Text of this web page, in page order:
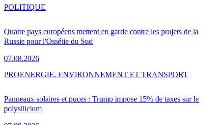
Quatre pays européens mettent en garde contre les projets de la
Russie pour l'Ossétie du Sud
07.08.2026
POLITIQUE
Panneaux solaires et puces : Trump impose 15% de taxes sur le
polysilicium
PROENERGIE, ENVIRONNEMENT ET TRANSPORT